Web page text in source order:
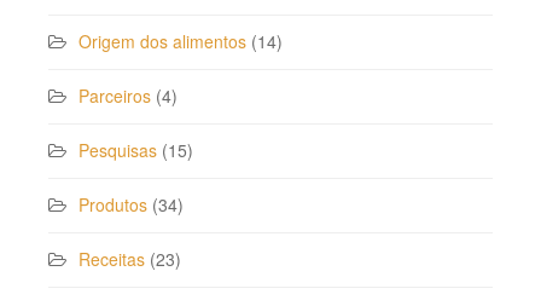
Origem dos alimentos (14)
Parceiros (4)
Pesquisas (15)
Produtos (34)
Receitas (23)